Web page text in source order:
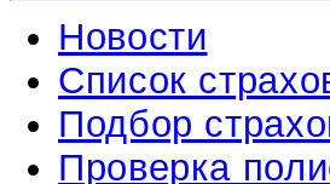
Новости
Список
Подбор
Проверка